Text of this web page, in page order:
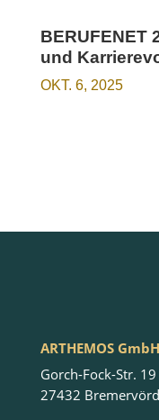
BERUFENET
und
OKT. 6, 2025
ARTHEMOS GmbH
Gorch-Fock-Str. 19
27432